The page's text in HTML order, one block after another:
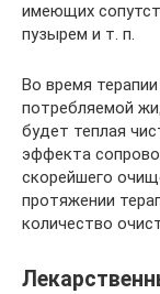
имеющих
пузырем и т. п.
Во время
потребляемой
будет теплая
эффекта
скорейшего
протяжении
количество